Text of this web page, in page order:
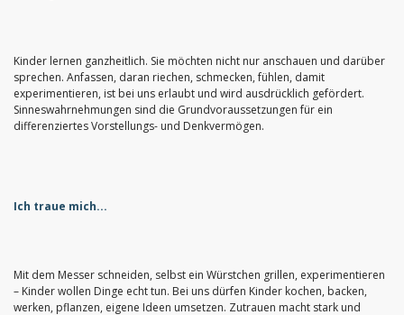
Kinder lernen ganzheitlich. Sie möchten nicht nur anschauen und darüber
sprechen. Anfassen, daran riechen, schmecken, fühlen, damit
experimentieren, ist bei uns erlaubt und wird ausdrücklich gefördert.
Sinneswahrnehmungen sind die Grundvoraussetzungen für ein
differenziertes Vorstellungs- und Denkvermögen.
Ich traue mich...
Mit dem Messer schneiden, selbst ein Würstchen grillen, experimentieren
– Kinder wollen Dinge echt tun. Bei uns dürfen Kinder kochen, backen,
werken, pflanzen, eigene Ideen umsetzen. Zutrauen macht stark und